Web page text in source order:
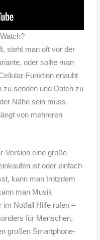
steht man oft vor der
oder sollte man
Funktion erlaubt
zu senden und Daten zu
Nähe sein muss.
von mehreren
Version eine große
ist oder einfach
kann man trotzdem
man Musik
im Notfall Hilfe rufen –
für Menschen,
großen Smartphone-